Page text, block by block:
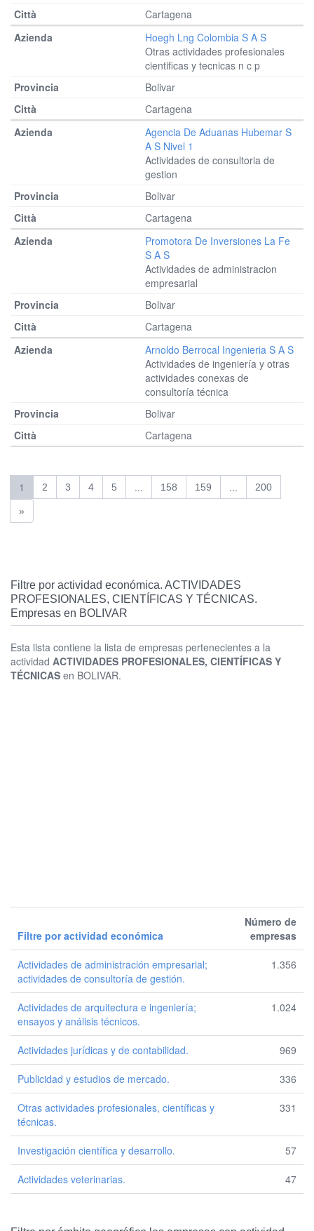
Cartagena
Hoegh Lng Colombia S A S
Otras actividades profesionales
cientificas y tecnicas n c p
Bolivar
Cartagena
Agencia De Aduanas Hubemar S
A S Nivel 1
Actividades de consultoria de
gestion
Bolivar
Cartagena
Promotora De Inversiones La Fe
S A S
Actividades de administracion
empresarial
Bolivar
Cartagena
Arnoldo Berrocal Ingenieria S A S
Actividades de ingeniería y otras
actividades conexas de
consultoría técnica
Bolivar
Cartagena
1 2 3 4 5 ... 158 159 ... 200
»
Filtre por actividad económica. ACTIVIDADES
PROFESIONALES, CIENTÍFICAS Y TÉCNICAS.
Empresas en BOLIVAR
Esta lista contiene la lista de empresas pertenecientes a la
actividad ACTIVIDADES PROFESIONALES, CIENTÍFICAS Y
TÉCNICAS en BOLIVAR.
Filtre por actividad económica
Número de
empresas
Actividades de administración empresarial;
actividades de consultoría de gestión.
1.356
Actividades de arquitectura e ingeniería;
ensayos y análisis técnicos.
1.024
Actividades jurídicas y de contabilidad. 969
Publicidad y estudios de mercado. 336
Otras actividades profesionales, científicas y
técnicas.
331
Investigación científica y desarrollo. 57
Actividades veterinarias. 47